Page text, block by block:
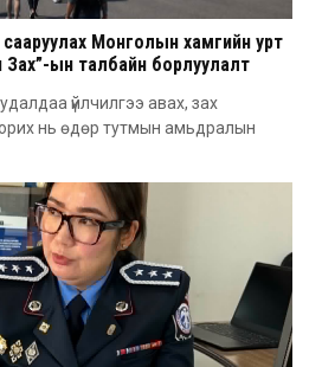
Монголын хамгийн урт
ын талбайн борлуулалт
үйлчилгээ авах, зах
нь өдөр тутмын амьдралын